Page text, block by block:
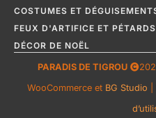
COSTUMES ET
FEUX D'ARTIFICE ET PÉTARDS
DÉCOR DE NOËL
PARADIS DE TIGROU
WooCommerce et BG Studio